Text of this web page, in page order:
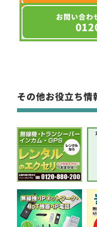
お問い合わ
その他お役立ち情